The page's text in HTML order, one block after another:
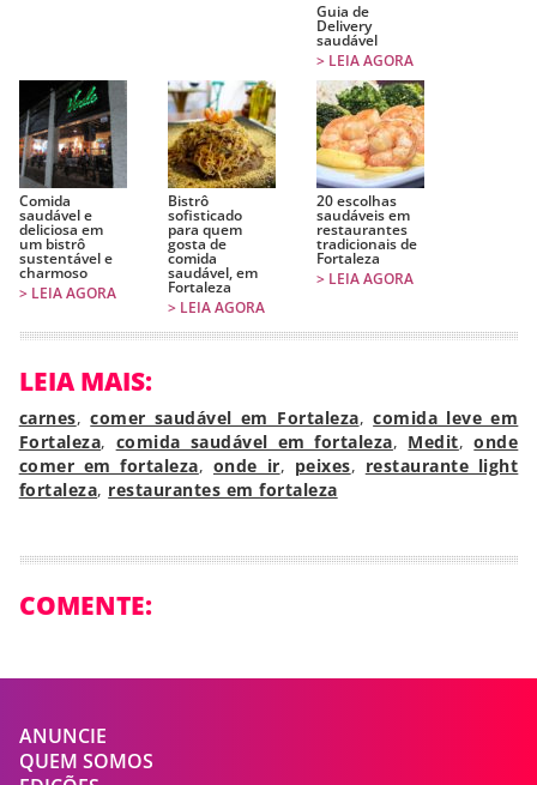
Guia de
Delivery
saudável
> LEIA AGORA
Comida
saudável e
deliciosa em
um bistrô
sustentável e
charmoso
> LEIA AGORA
Bistrô
sofisticado
para quem
gosta de
comida
saudável, em
Fortaleza
> LEIA AGORA
20 escolhas
saudáveis em
restaurantes
tradicionais de
Fortaleza
> LEIA AGORA
LEIA MAIS:
carnes,comer saudável em Fortaleza,comida leve em
Fortaleza, comida saudável em fortaleza, Medit,onde
comer em fortaleza, onde ir, peixes, restaurante light
fortaleza, restaurantes em fortaleza
COMENTE:
ANUNCIE
QUEM SOMOS